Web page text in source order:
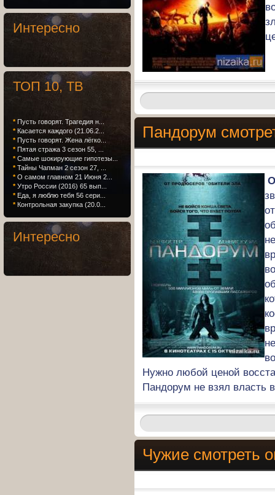
Пандорум
Нужно любой ценой
Пандорум не взял власть
Чужие смотреть
Интересно
ТОП 10, ТВ
* Пусть говорят. Трагедия н...
* Касается каждого (21.06.2...
* Пусть говорят. Жена лёгко...
* Пятая стража 3 сезон 55, ...
* Самые шокирующие гипотезы...
* Тайны Чапман 2 сезон 27, ...
* О самом главном 21 Июня 2...
* Утро России (2016) 65 вып...
* Еда, я люблю тебя 56 сери...
* Контрольная закупка (20.0...
Интересно